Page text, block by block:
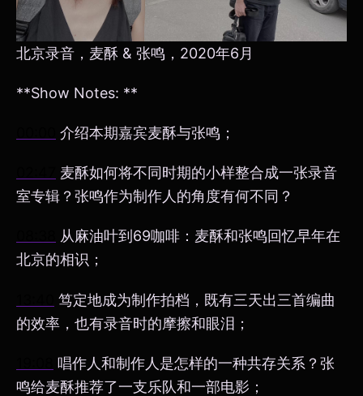
北京录音，麦酥 & 张鸣，2020年6月
**Show Notes: **
介绍本期嘉宾麦酥与张鸣；
麦酥如何将不同时期的小样整合成一张录音
室专辑？张鸣作为制作人的角度有何不同？
从麻油叶到69咖啡：麦酥和张鸣回忆早年在
北京的相识；
笃定地成为制作拍档，既有三天出三首编曲
的效率，也有录音时的摩擦和眼泪；
唱作人和制作人是怎样的一种共存关系？张
鸣给麦酥推荐了一支乐队和一部电影；